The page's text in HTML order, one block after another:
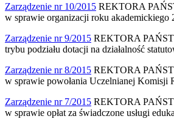
Zarządzenie nr 10/2015 REKTORA
w sprawie organizacji roku akademickiego
Zarządzenie nr 9/2015 REKTORA
trybu podziału dotacji na działalność
Zarządzenie nr 8/2015 REKTORA
w sprawie powołania Uczelnianej Komisji
Zarządzenie nr 7/2015 REKTORA
w sprawie opłat za świadczone usługi